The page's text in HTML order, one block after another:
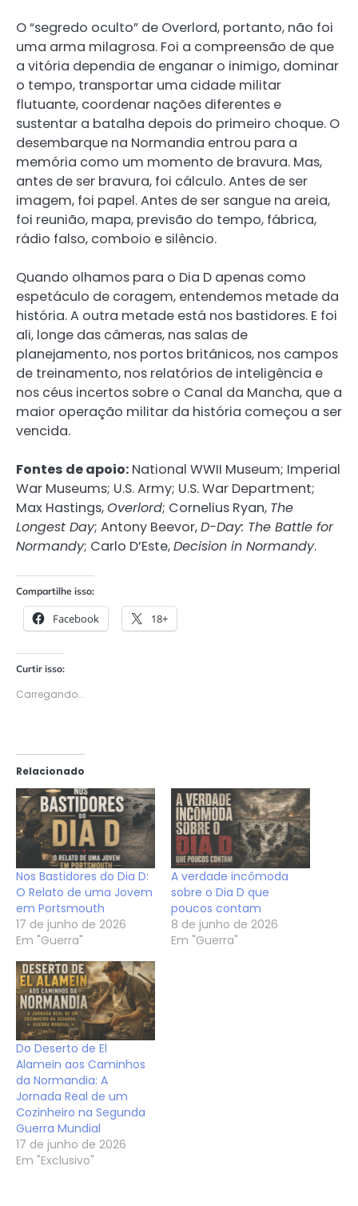
O “segredo oculto” de Overlord, portanto, não foi
uma arma milagrosa. Foi a compreensão de que
a vitória dependia de enganar o inimigo, dominar
o tempo, transportar uma cidade militar
flutuante, coordenar nações diferentes e
sustentar a batalha depois do primeiro choque. O
desembarque na Normandia entrou para a
memória como um momento de bravura. Mas,
antes de ser bravura, foi cálculo. Antes de ser
imagem, foi papel. Antes de ser sangue na areia,
foi reunião, mapa, previsão do tempo, fábrica,
rádio falso, comboio e silêncio.
Quando olhamos para o Dia D apenas como
espetáculo de coragem, entendemos metade da
história. A outra metade está nos bastidores. E foi
ali, longe das câmeras, nas salas de
planejamento, nos portos britânicos, nos campos
de treinamento, nos relatórios de inteligência e
nos céus incertos sobre o Canal da Mancha, que a
maior operação militar da história começou a ser
vencida.
Fontes de apoio: National WWII Museum; Imperial
War Museums; U.S. Army; U.S. War Department;
Max Hastings,Overlord; Cornelius Ryan, The
Longest Day; Antony Beevor,D-Day: The Battle for
Normandy; Carlo D’Este,Decision in Normandy.
Compartilhe isso:
Facebook 18+
Curtir isso:
Carregando...
Relacionado
Nos Bastidores do Dia D:
O Relato de uma Jovem
em Portsmouth
17 de junho de 2026
Em "Guerra"
A verdade incômoda
sobre o Dia D que
poucos contam
8 de junho de 2026
Em "Guerra"
Do Deserto de El
Alamein aos Caminhos
da Normandia: A
Jornada Real de um
Cozinheiro na Segunda
Guerra Mundial
17 de junho de 2026
Em "Exclusivo"